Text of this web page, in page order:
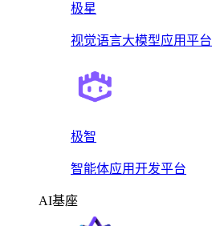
极星
视觉语言大模型应用平台
极智
智能体应用开发平台
AI基座